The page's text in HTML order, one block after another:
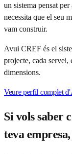
un sistema pensat
necessita que el seu
vam construir.
Avui CREF és el
projecte, cada servei,
dimensions.
Veure perfil complet
Si vols saber
teva